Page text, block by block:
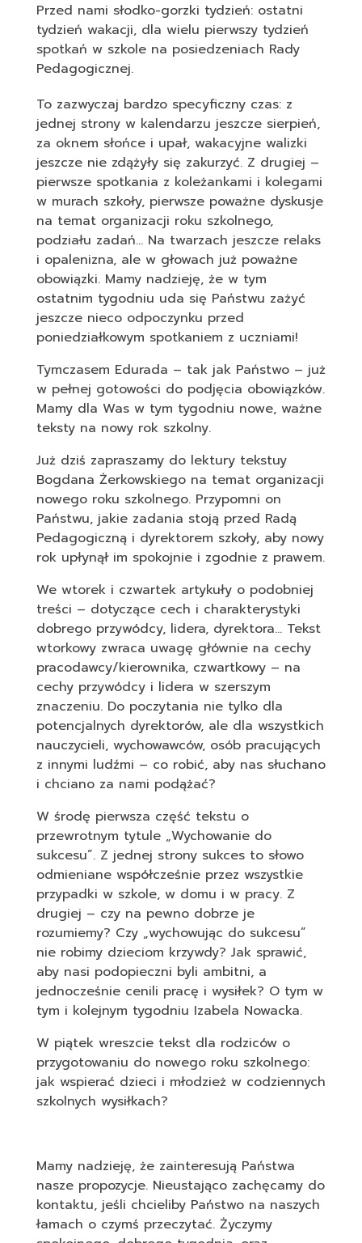
Przed nami słodko-gorzki tydzień: ostatni
tydzień wakacji, dla wielu pierwszy tydzień
spotkań w szkole na posiedzeniach Rady
Pedagogicznej.
To zazwyczaj bardzo specyficzny czas: z
jednej strony w kalendarzu jeszcze sierpień,
za oknem słońce i upał, wakacyjne walizki
jeszcze nie zdążyły się zakurzyć. Z drugiej –
pierwsze spotkania z koleżankami i kolegami
w murach szkoły, pierwsze poważne dyskusje
na temat organizacji roku szkolnego,
podziału zadań… Na twarzach jeszcze relaks
i opalenizna, ale w głowach już poważne
obowiązki. Mamy nadzieję, że w tym
ostatnim tygodniu uda się Państwu zażyć
jeszcze nieco odpoczynku przed
poniedziałkowym spotkaniem z uczniami!
Tymczasem Edurada – tak jak Państwo – już
w pełnej gotowości do podjęcia obowiązków.
Mamy dla Was w tym tygodniu nowe, ważne
teksty na nowy rok szkolny.
Już dziś zapraszamy do lektury tekstuy
Bogdana Żerkowskiego na temat organizacji
nowego roku szkolnego. Przypomni on
Państwu, jakie zadania stoją przed Radą
Pedagogiczną i dyrektorem szkoły, aby nowy
rok upłynął im spokojnie i zgodnie z prawem.
We wtorek i czwartek artykuły o podobniej
treści – dotyczące cech i charakterystyki
dobrego przywódcy, lidera, dyrektora… Tekst
wtorkowy zwraca uwagę głównie na cechy
pracodawcy/kierownika, czwartkowy – na
cechy przywódcy i lidera w szerszym
znaczeniu. Do poczytania nie tylko dla
potencjalnych dyrektorów, ale dla wszystkich
nauczycieli, wychowawców, osób pracujących
z innymi ludźmi – co robić, aby nas słuchano
i chciano za nami podążać?
W środę pierwsza część tekstu o
przewrotnym tytule „Wychowanie do
sukcesu”. Z jednej strony sukces to słowo
odmieniane współcześnie przez wszystkie
przypadki w szkole, w domu i w pracy. Z
drugiej – czy na pewno dobrze je
rozumiemy? Czy „wychowując do sukcesu”
nie robimy dzieciom krzywdy? Jak sprawić,
aby nasi podopieczni byli ambitni, a
jednocześnie cenili pracę i wysiłek? O tym w
tym i kolejnym tygodniu Izabela Nowacka.
W piątek wreszcie tekst dla rodziców o
przygotowaniu do nowego roku szkolnego:
jak wspierać dzieci i młodzież w codziennych
szkolnych wysiłkach?
Mamy nadzieję, że zainteresują Państwa
nasze propozycje. Nieustająco zachęcamy do
kontaktu, jeśli chcieliby Państwo na naszych
łamach o czymś przeczytać. Życzymy